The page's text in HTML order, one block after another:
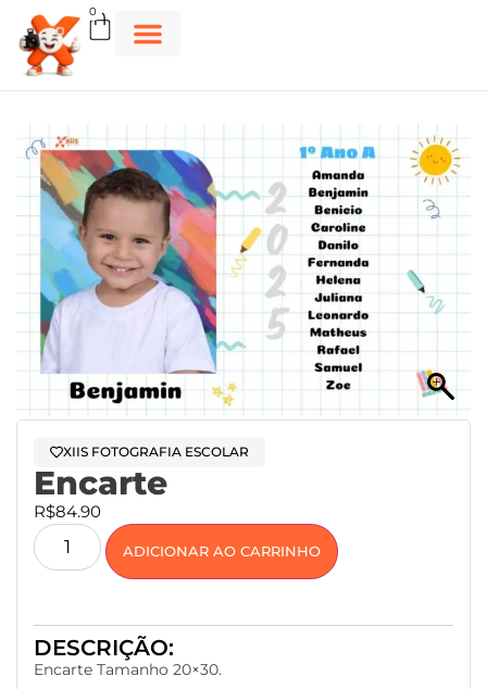
0
XIIS FOTOGRAFIA ESCOLAR
Encarte
R$84.90
ADICIONAR AO CARRINHO
DESCRIÇÃO:
Encarte Tamanho 20×30.